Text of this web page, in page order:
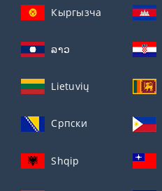
Кыргызча
ລາວ
Lietuvių
Српски
Shqip